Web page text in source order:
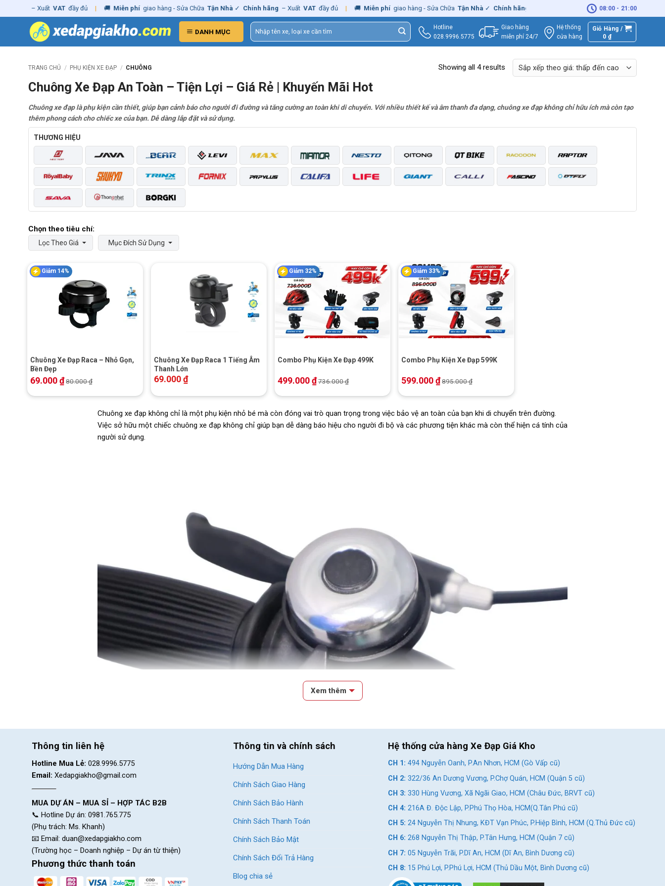
to
– Xuất VAT đầy đủ | 🚚 Miễn phí giao hàng - Sửa Chữa Tận Nhà ✓ Chính hãng – Xuất VAT đầy đủ | 🚚 Miễn phí giao hàng - Sửa Chữa Tận Nhà ✓ Chính hãng – Xuất 🚚 Miễn phí giao hàng
08:00 - 21:00
DANH MỤC
Tìm
kiếm:
Hotline
028.9996.5775
Giao hàng
miễn phí 24/7
Hệ thống
cửa hàng
Giỏ Hàng /
0₫
TRANG CHỦ / PHỤ KIỆN XE ĐẠP / CHUÔNG Showing all 4 results
Chuông Xe Đạp An Toàn – Tiện Lợi – Giá Rẻ | Khuyến Mãi Hot
Chuông xe đạp là phụ kiện cần thiết, giúp bạn cảnh báo cho người đi đường và tăng cường an toàn khi di chuyển. Với nhiều thiết kế và âm thanh đa dạng, chuông xe đạp không chỉ hữu ích mà còn tạo
thêm phong cách cho chiếc xe của bạn. Dễ dàng lắp đặt và sử dụng.
THƯƠNG HIỆU
Lọc Theo Giá Mục Đích Sử Dụng
Giảm 14%
Chuông Xe Đạp Raca – Nhỏ Gọn,
Bền Đẹp
69.000₫80.000₫
Chuông Xe Đạp Raca 1 Tiếng Âm
Thanh Lớn
69.000₫
Giảm 32%
+
Combo Phụ Kiện Xe Đạp 499K
499.000₫736.000₫
Giảm 33%
+
Combo Phụ Kiện Xe Đạp 599K
599.000₫895.000₫
Chuông xe đạp không chỉ là một phụ kiện nhỏ bé mà còn đóng vai trò quan trọng trong việc bảo vệ an toàn của bạn khi di chuyển trên đường.
Việc sở hữu một chiếc chuông xe đạp không chỉ giúp bạn dễ dàng báo hiệu cho người đi bộ và các phương tiện khác mà còn thể hiện cá tính của
người sử dụng.
Chuông Xe Đạp Trẻ Em
Tại Sao Chuông Xe Đạp Quan Trọng?
An Toàn Trên Đường
: Chuông xe đạp giúp bạn báo hiệu sự hiện diện của mình, tránh va chạm không đáng có với người đi bộ và các phương
tiện khác.
Thể Hiện Phong Cách Cá Nhân
: Với nhiều mẫu mã và thiết kế đa dạng, chuông xe đạp còn là cách để bạn thể hiện phong cách riêng của mình.
Dễ Dàng Sử Dụng
: Lắp đặt và sử dụng chuông xe đạp rất đơn giản, phù hợp cho mọi lứa tuổi.
Các Loại Chuông Xe Đạp Phổ Biến
Xem thêm
Thông tin liên hệ
Hotline Mua Lẻ: 028.9996.5775
Email: Xedapgiakho@gmail.com
MUA DỰ ÁN – MUA SỈ – HỢP TÁC B2B
📞 Hotline Dự án: 0981.765.775
(Phụ trách: Ms. Khanh)
📧 Email: duan@xedapgiakho.com
(Trường học – Doanh nghiệp – Dự án từ thiện)
Phương thức thanh toán
Thông tin và chính sách
Hướng Dẫn Mua Hàng
Chính Sách Giao Hàng
Chính Sách Bảo Hành
Chính Sách Thanh Toán
Chính Sách Bảo Mật
Chính Sách Đổi Trả Hàng
Blog chia sẻ
Hệ thống cửa hàng Xe Đạp Giá Kho
CH 1: 494 Nguyễn Oanh, P.An Nhơn, HCM (Gò Vấp cũ)
CH 2: 322/36 An Dương Vương, P.Chợ Quán, HCM (Quận 5 cũ)
CH 3: 330 Hùng Vương, Xã Ngãi Giao, HCM (Châu Đức, BRVT cũ)
CH 4: 216A Đ. Độc Lập, P.Phú Thọ Hòa, HCM(Q.Tân Phú cũ)
CH 5: 24 Nguyễn Thị Nhung, KĐT Vạn Phúc, P.Hiệp Bình, HCM (Q.Thủ Đức cũ)
CH 6: 268 Nguyễn Thị Thập, P.Tân Hưng, HCM (Quận 7 cũ)
CH 7: 05 Nguyễn Trãi, P.Dĩ An, HCM (Dĩ An, Bình Dương cũ)
CH 8: 15 Phú Lợi, P.Phú Lợi, HCM (Thủ Dầu Một, Bình Dương cũ)